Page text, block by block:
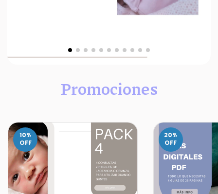
Promociones
10%
OFF
20%
OFF